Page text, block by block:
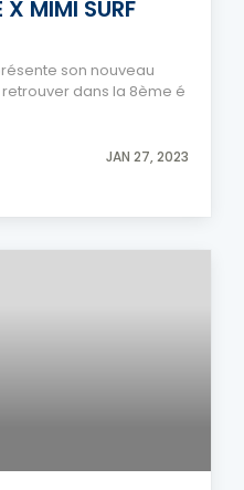
X MIMI SURF
son nouveau
dans la 8ème é
JAN 27, 2023